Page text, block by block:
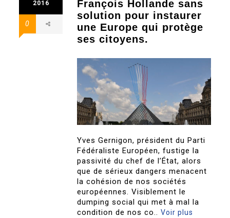
2016
0
François Hollande sans
solution pour instaurer
une Europe qui protège
ses citoyens.
Yves Gernigon, président du Parti
Fédéraliste Européen, fustige la
passivité du chef de l’État, alors
que de sérieux dangers menacent
la cohésion de nos sociétés
européennes. Visiblement le
dumping social qui met à mal la
condition de nos co..Voir plus